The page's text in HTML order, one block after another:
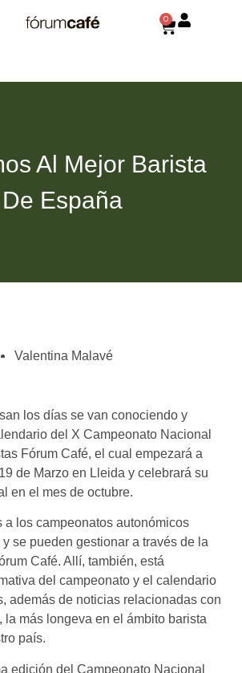
0
Al Mejor Barista
De España
Valentina Malavé
los días se van conociendo y
del X Campeonato Nacional
Fórum Café, el cual empezará a
de Marzo en Lleida y celebrará su
en el mes de octubre.
a los campeonatos autonómicos
se pueden gestionar a través de la
Café. Allí, también, está
del campeonato y el calendario
además de noticias relacionadas con
la más longeva en el ámbito barista
país.
edición del Campeonato Nacional